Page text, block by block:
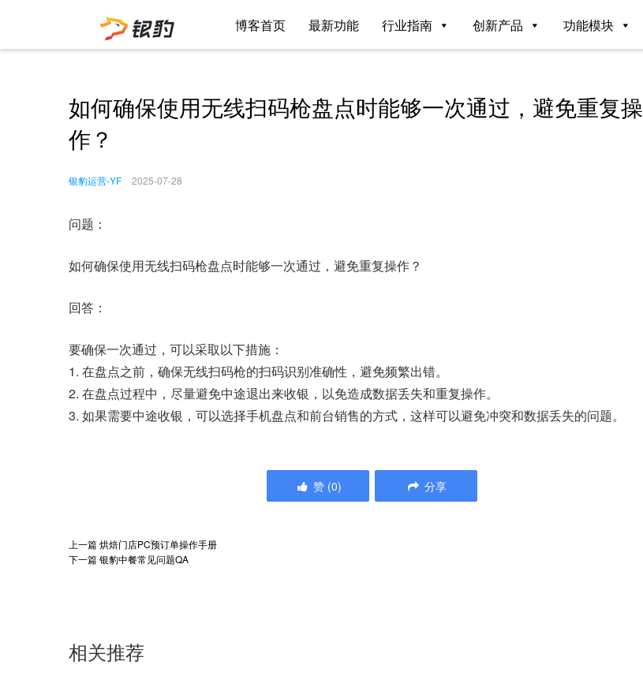
博客首页 最新功能 行业指南 创新产品 功能模块
如何确保使用无线扫码枪盘点时能够一次通过，避免重复操
作？
银豹运营-YF 2025-07-28
问题：
如何确保使用无线扫码枪盘点时能够一次通过，避免重复操作？
回答：
要确保一次通过，可以采取以下措施：
1. 在盘点之前，确保无线扫码枪的扫码识别准确性，避免频繁出错。
2. 在盘点过程中，尽量避免中途退出来收银，以免造成数据丢失和重复操作。
3. 如果需要中途收银，可以选择手机盘点和前台销售的方式，这样可以避免冲突和数据丢失的问题。
赞 (0) 分享
上一篇烘焙门店PC预订单操作手册
下一篇银豹中餐常见问题QA
相关推荐